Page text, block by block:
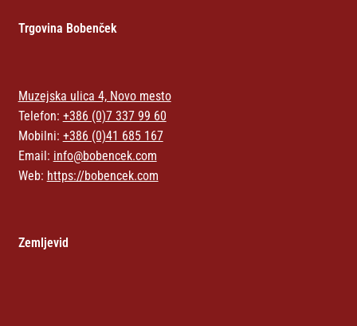
Trgovina Bobenček
Muzejska ulica 4, Novo mesto
Telefon: +386 (0)7 337 99 60
Mobilni: +386 (0)41 685 167
Email: info@bobencek.com
Web: https://bobencek.com
Zemljevid